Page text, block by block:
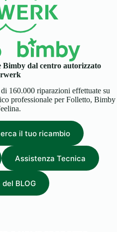
dal centro autorizzato
160.000 riparazioni effettuate su
professionale per Folletto, Bimby
il tuo ricambio
Assistenza Tecnica
BLOG